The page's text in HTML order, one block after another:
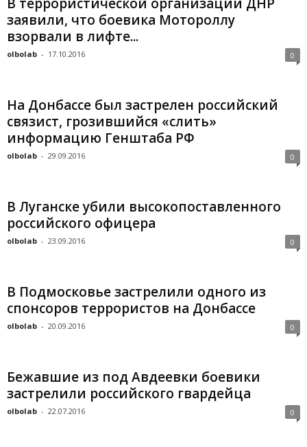
В террористической организации ДНР
заявили, что боевика Мотороллу
взорвали в лифте...
olbolab - 17.10.2016 0
На Донбассе был застрелен российский
связист, грозившийся «слить»
информацию Генштаба РФ
olbolab - 29.09.2016 0
В Луганске убили высокопоставленного
российского офицера
olbolab - 23.09.2016 0
В Подмосковье застрелили одного из
спонсоров террористов на Донбассе
olbolab - 20.09.2016 0
Бежавшие из под Авдеевки боевики
застрелили российского гвардейца
olbolab - 22.07.2016 0